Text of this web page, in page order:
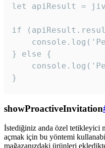
let apiResult =
if
} else {
}
showProactiveInvitation
İstediğiniz anda özel tetikleyici
açmak için bu yöntemi
mağazanızdaki ürünleri